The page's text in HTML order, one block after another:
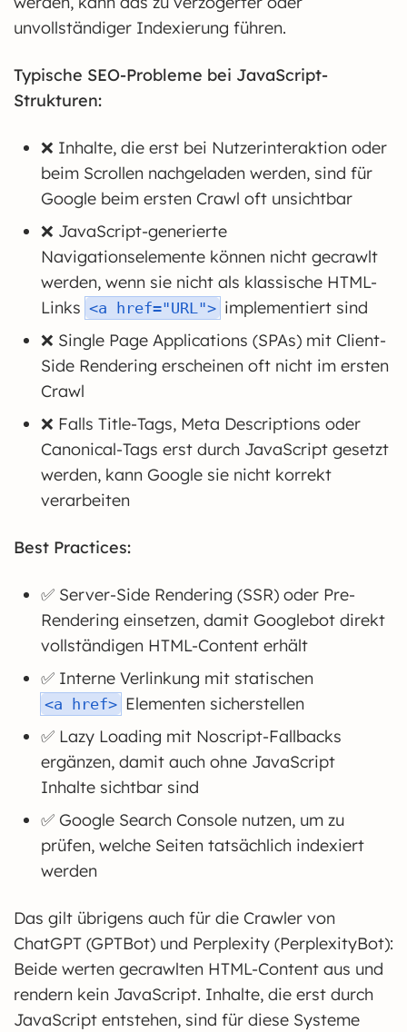
unvollständiger Indexierung führen.
Typische SEO-Probleme bei JavaScript-
Strukturen:
❌ Inhalte, die erst bei Nutzerinteraktion oder
beim Scrollen nachgeladen werden, sind für
Google beim ersten Crawl oft unsichtbar
❌ JavaScript-generierte
Navigationselemente können nicht gecrawlt
werden, wenn sie nicht als klassische HTML-
Links <a href="URL"> implementiert sind
❌ Single Page Applications (SPAs) mit Client-
Side Rendering erscheinen oft nicht im ersten
Crawl
❌ Falls Title-Tags, Meta Descriptions oder
Canonical-Tags erst durch JavaScript gesetzt
werden, kann Google sie nicht korrekt
verarbeiten
Best Practices:
✅ Server-Side Rendering (SSR) oder Pre-
Rendering einsetzen, damit Googlebot direkt
vollständigen HTML-Content erhält
✅ Interne Verlinkung mit statischen
<a href> Elementen sicherstellen
✅ Lazy Loading mit Noscript-Fallbacks
ergänzen, damit auch ohne JavaScript
Inhalte sichtbar sind
✅ Google Search Console nutzen, um zu
prüfen, welche Seiten tatsächlich indexiert
werden
Das gilt übrigens auch für die Crawler von
ChatGPT (GPTBot) und Perplexity (PerplexityBot):
Beide werten gecrawlten HTML-Content aus und
rendern kein JavaScript. Inhalte, die erst durch
JavaScript entstehen, sind für diese Systeme